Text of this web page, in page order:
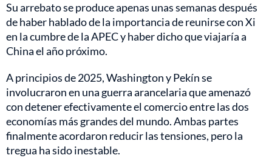
Su arrebato se produce apenas unas semanas después
de haber hablado de la importancia de reunirse con Xi
en la cumbre de la APEC y haber dicho que viajaría a
China el año próximo.
A principios de 2025, Washington y Pekín se
involucraron en una guerra arancelaria que amenazó
con detener efectivamente el comercio entre las dos
economías más grandes del mundo. Ambas partes
finalmente acordaron reducir las tensiones, pero la
tregua ha sido inestable.